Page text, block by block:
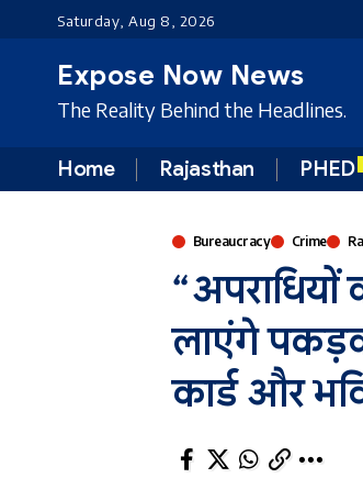
Saturday, Aug 8, 2026
Expose Now News
The Reality Behind the Headlines.
Home Rajasthan PHED
Bureaucracy Crime
“अपराधियों
लाएंगे
कार्ड और